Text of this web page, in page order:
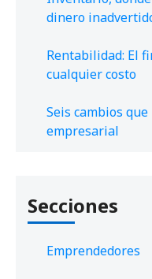
dinero
Rentabilidad: El
cualquier costo
Seis cambios
empresarial
Secciones
Emprendedores